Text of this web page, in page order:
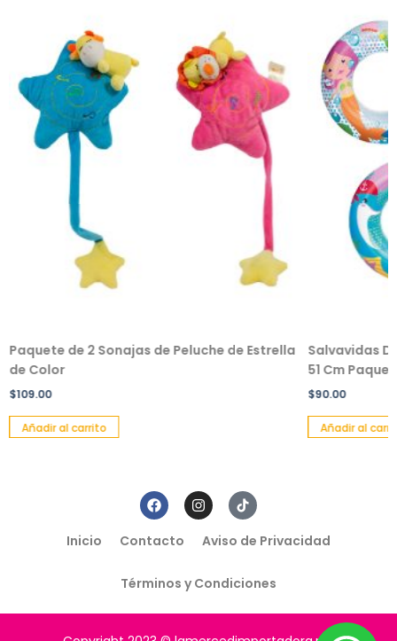
Paquete de 2 Sonajas de Peluche de Estrella
de Color
$109.00
Añadir al carrito
Salvavidas
51 Cm
$90.00
Añadir al
Inicio Contacto Aviso de Privacidad
Términos y Condiciones